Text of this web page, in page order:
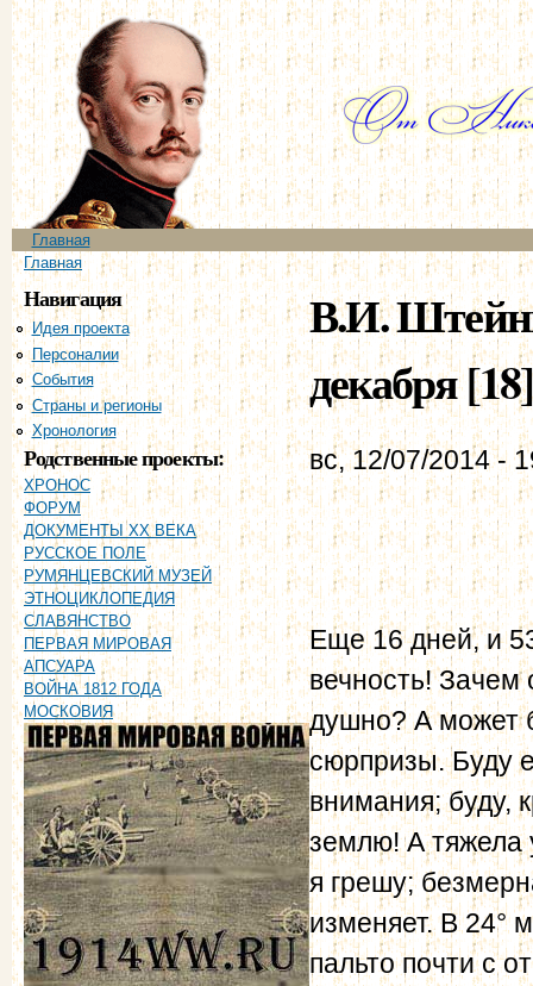
Главное меню
Главная
Вы здесь
Главная
Навигация
Идея проекта
Персоналии
События
Страны и регионы
Хронология
Родственные проекты:
ХРОНОС
ФОРУМ
ДОКУМЕНТЫ XX ВЕКА
РУССКОЕ ПОЛЕ
РУМЯНЦЕВСКИЙ МУЗЕЙ
ЭТНОЦИКЛОПЕДИЯ
СЛАВЯНСТВО
ПЕРВАЯ МИРОВАЯ
АПСУАРА
ВОЙНА 1812 ГОДА
МОСКОВИЯ
В.И.
декабря
вс, 12/07/2014 -
Еще 16 дней, и
вечность! Зачем
душно? А может
сюрпризы. Буду
внимания; буду,
землю! А тяжела
я грешу;
изменяет. В 24°
пальто почти с